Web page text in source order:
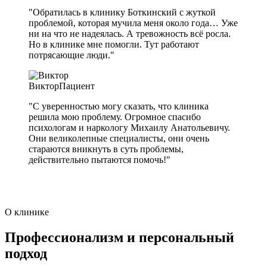
"Обратилась в клинику Боткинский с жуткой
проблемой, которая мучила меня около года… Уже
ни на что не надеялась. А тревожность всё росла.
Но в клинике мне помогли. Тут работают
потрясающие люди."
ВикторПациент
"С уверенностью могу сказать, что клиника
решила мою проблему. Огромное спасибо
психологам и наркологу Михаилу Анатольевичу.
Они великолепные специалисты, они очень
стараются вникнуть в суть проблемы,
действительно пытаются помочь!"
О клинике
Профессионализм и персональный
подход